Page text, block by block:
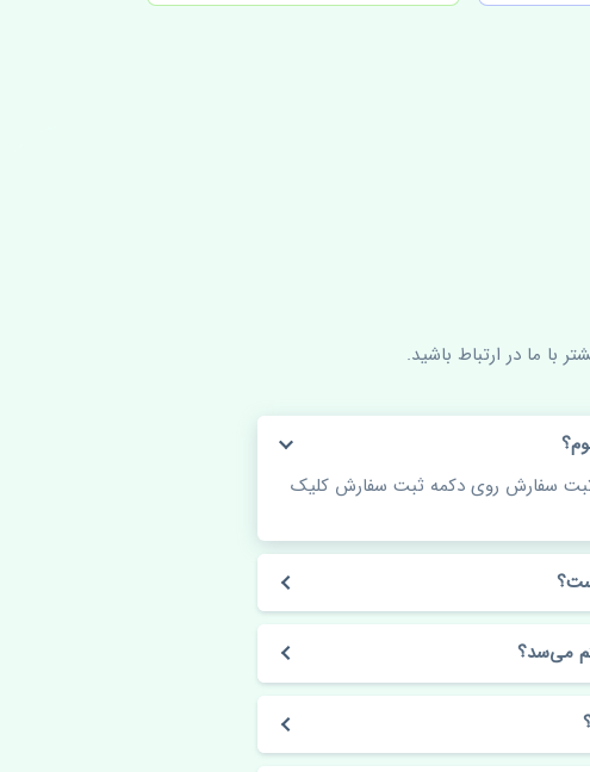
با ما در ارتباط باشید.
سفارش روی دکمه ثبت سفارش کلیک
می‌سد؟